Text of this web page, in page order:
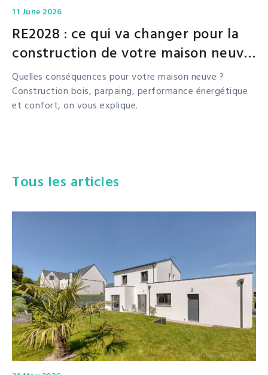
11 June 2026
RE2028 : ce qui va changer pour la
construction de votre maison neuve
dès 2028
Quelles conséquences pour votre maison neuve ?
Construction bois, parpaing, performance énergétique
et confort, on vous explique.
Tous les articles